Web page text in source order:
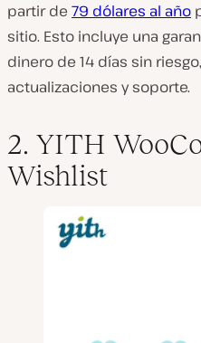
partir de 79 dólares al año
sitio. Esto incluye una
dinero de 14 días sin
actualizaciones y soporte.
2. YITH
Wishlist